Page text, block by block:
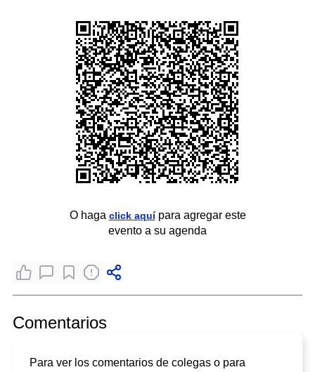
O haga click aquípara agregar este
evento a su agenda
Comentarios
Para ver los comentarios de colegas o para